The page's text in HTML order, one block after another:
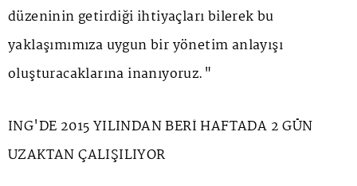
düzeninin getirdiği ihtiyaçları bilerek bu
yaklaşımımıza uygun bir yönetim anlayışı
oluşturacaklarına inanıyoruz."
ING'DE 2015 YILINDAN BERİ HAFTADA 2 GÜN
UZAKTAN ÇALIŞILIYOR